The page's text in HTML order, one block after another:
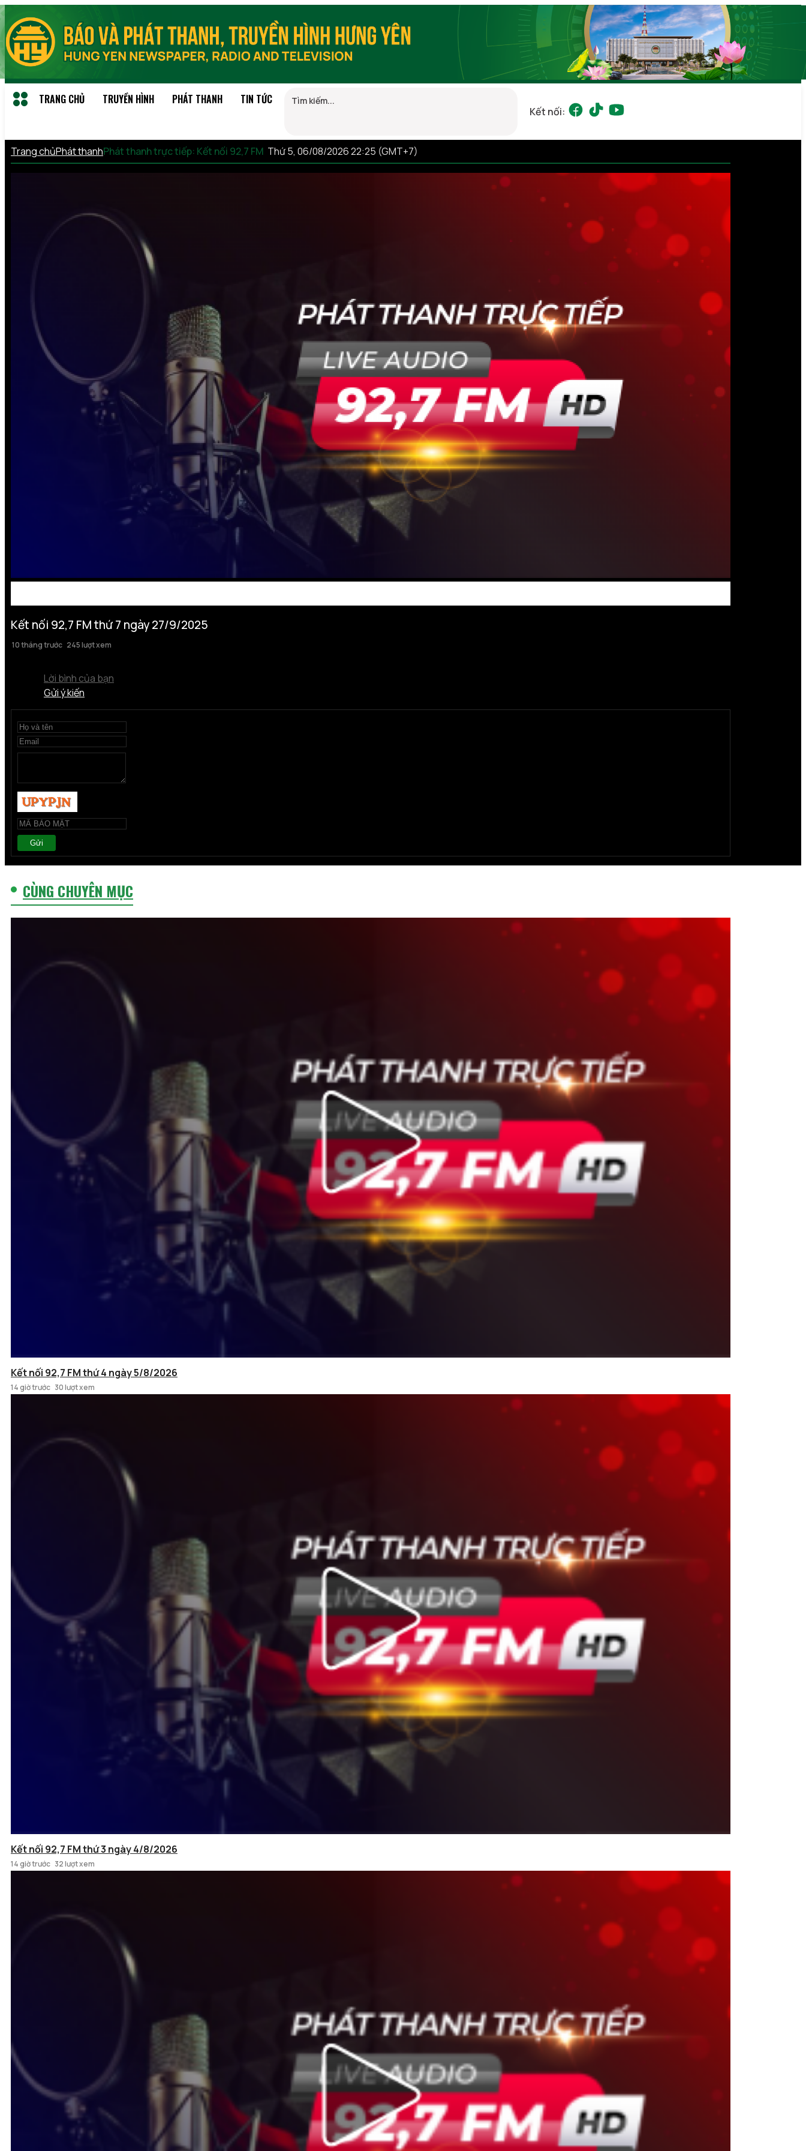
TRANG CHỦ TRUYỀN HÌNH PHÁT THANH TIN TỨC
Kết nối:
Trang chủPhát thanhPhát thanh trực tiếp: Kết nối 92,7 FM Thứ 5, 06/08/2026 22:25 (GMT+7)
Kết nối 92,7 FM thứ 7 ngày 27/9/2025
10 tháng trước 245 lượt xem
Lời bình của bạn
Gửi ý kiến
Gửi
CÙNG CHUYÊN MỤC
Kết nối 92,7 FM thứ 4 ngày 5/8/2026
14 giờ trước 30 lượt xem
Kết nối 92,7 FM thứ 3 ngày 4/8/2026
14 giờ trước 32 lượt xem